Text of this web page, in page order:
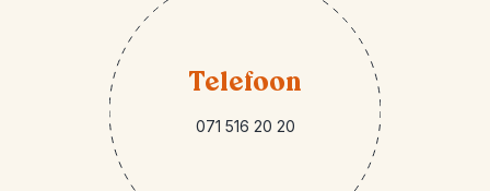
Telefoon
071 516 20 20